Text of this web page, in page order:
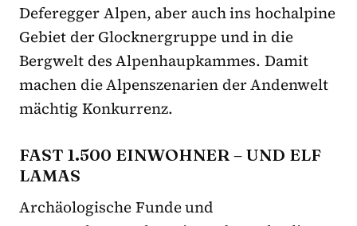
Deferegger Alpen, aber auch ins hochalpine
Gebiet der Glocknergruppe und in die
Bergwelt des Alpenhaupkammes. Damit
machen die Alpenszenarien der Andenwelt
mächtig Konkurrenz.
FAST 1.500 EINWOHNER – UND ELF
LAMAS
Archäologische Funde und